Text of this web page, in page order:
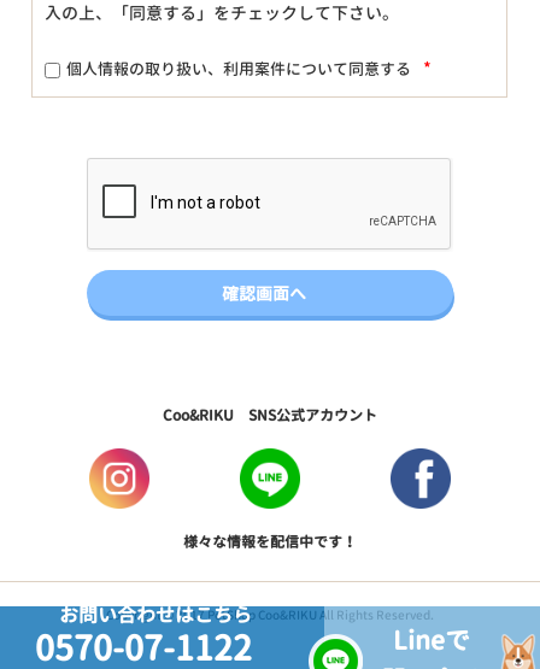
入の上、「同意する」をチェックして下さい。
個人情報の取り扱い、利用案件について同意する *
お問い合わせはこちら
0570-07-1122
Lineで
Coo&RIKU SNS公式アカウント
様々な情報を配信中です！
Copyright © 2017 PetShop Coo&RIKU All Rights Reserved.